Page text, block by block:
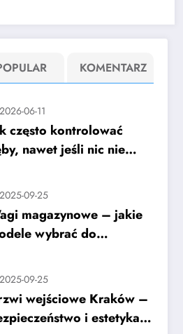
KOMENTARZ
2026-06-11
często kontrolować
nawet jeśli nic nie
2025-09-25
magazynowe – jakie
wybrać do
2025-09-25
wejściowe Kraków –
i estetyka